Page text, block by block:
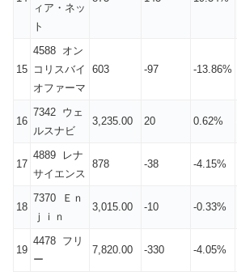
ィア・ネッ
ト
15
4588 オン
コリスバイ
オファーマ
603 -97 -13.86%
16
7342 ウェ
ルスナビ
3,235.00 20 0.62%
17
4889 レナ
サイエンス
878 -38 -4.15%
18
7370 Ｅｎ
ｊｉｎ
3,015.00 -10 -0.33%
19
4478 フリ
ー
7,820.00 -330 -4.05%